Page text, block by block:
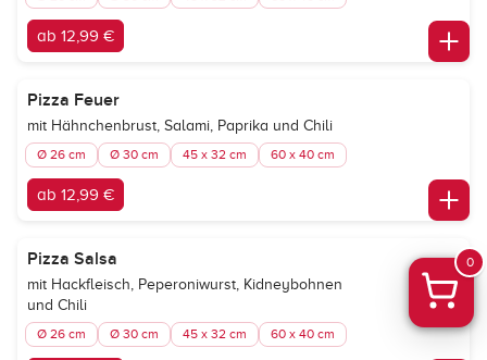
ab 12,99 €
Pizza Feuer
mit Hähnchenbrust, Salami, Paprika und Chili
Ø 26 cm Ø 30 cm 45 x 32 cm 60 x 40 cm
ab 12,99 €
Pizza Salsa
mit Hackfleisch, Peperoniwurst, Kidneybohnen
und Chili
Ø 26 cm Ø 30 cm 45 x 32 cm 60 x 40 cm
0